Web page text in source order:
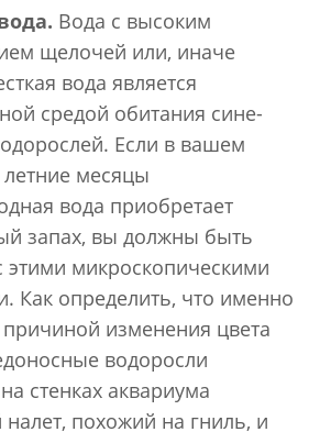
Вода с высоким
щелочей или, иначе
вода является
средой обитания сине-
Если в вашем
месяцы
вода приобретает
запах, вы должны быть
этими микроскопическими
Как определить, что именно
причиной изменения цвета
водоросли
стенках аквариума
налет, похожий на гниль, и